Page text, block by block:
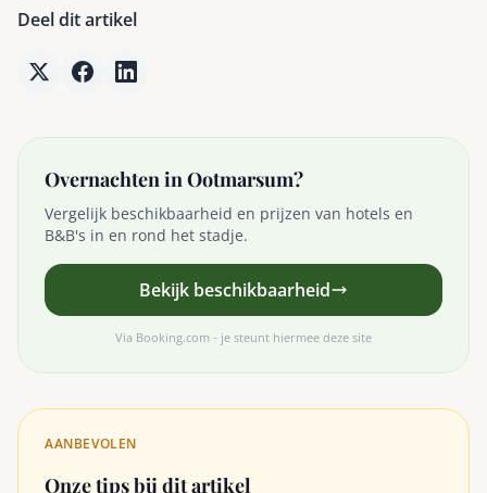
Deel dit artikel
Overnachten in Ootmarsum?
Vergelijk beschikbaarheid en prijzen van hotels en
B&B's in en rond het stadje.
Bekijk beschikbaarheid
Via Booking.com - je steunt hiermee deze site
AANBEVOLEN
Onze tips bij dit artikel